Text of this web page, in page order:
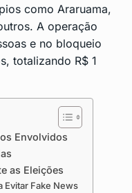
como Araruama,
A operação
e no bloqueio
totalizando R$ 1
Envolvidos
as Eleições
Evitar Fake News